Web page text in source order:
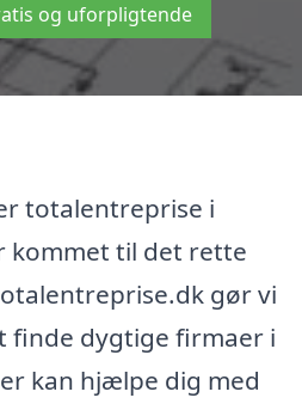
og uforpligtende
totalentreprise i
kommet til det rette
gør vi
finde dygtige firmaer i
kan hjælpe dig med